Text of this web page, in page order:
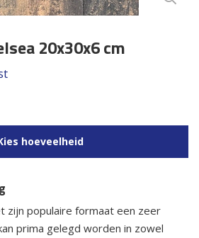
20x30x6 cm
hoeveelheid
zijn populaire formaat een zeer
prima gelegd worden in zowel